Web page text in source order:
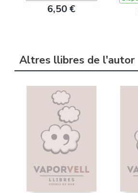
6,50 €
Altres llibres de l'autor